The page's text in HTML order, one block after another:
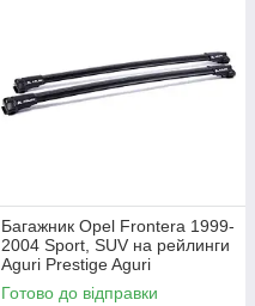
Багажник Opel Frontera 1999-
2004 Sport, SUV на рейлинги
Aguri Prestige Aguri
Готово до відправки